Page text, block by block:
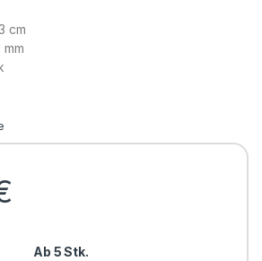
cm
Ab 5 Stk.